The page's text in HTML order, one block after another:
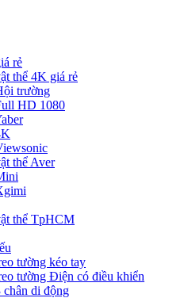
rẻ
thể 4K giá rẻ
trường
HD 1080
thể Aver
thể TpHCM
tường kéo tay
tường Điện có điều khiển
chân di động